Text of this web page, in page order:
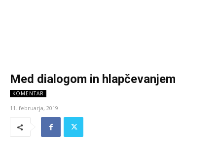
Med dialogom in hlapčevanjem
KOMENTAR
11. februarja, 2019